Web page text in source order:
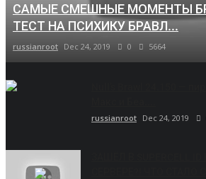
САМЫЕ СМЕШНЫЕ МОМЕНТЫ
ТЕСТ НА ПСИХИКУ БРАВЛ...
russianroot Dec 24, 2019 0 5664
russianroot Dec 24, 2019